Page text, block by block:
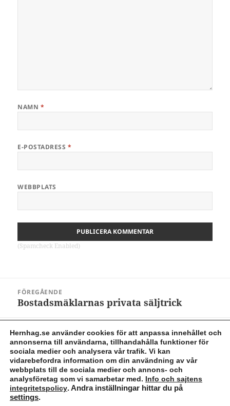
NAMN *
E-POSTADRESS *
WEBBPLATS
(Spamcheck Enabled)
FÖREGÅENDE
Föregående
Bostadsmäklarnas privata säljtrick
NÄSTA
Nästa
inlägg:
Svenska Bostadsfonden 1 gav 5,4% om
året
Cookies & integritetspolicy
(C) Marcus Hernhag 2012 - 2026. Hernhag@gmail.com Allt på
denna sida är journalistik och inspiration, ej privatekonomisk
Hernhag.se använder cookies för att anpassa innehållet och
annonserna till användarna, tillhandahålla funktioner för
sociala medier och analysera vår trafik. Vi kan
vidarebefordra information om din användning av vår
webbplats till de sociala medier och annons- och
analysföretag som vi samarbetar med. Info och sajtens
integritetspolicy. Andra inställningar hittar du på
settings.